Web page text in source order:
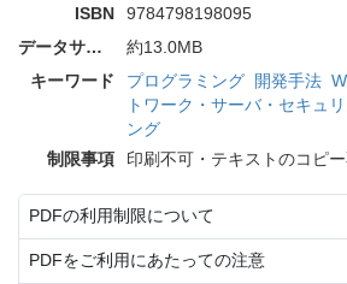
ISBN
9784798198095
データサイズ
約13.0MB
キーワード
プログラミング 開発手法
トワーク・サーバ・セキュリ
ング
制限事項
印刷不可・テキストのコピ
PDFの利用制限について
PDFをご利用にあたっての注意